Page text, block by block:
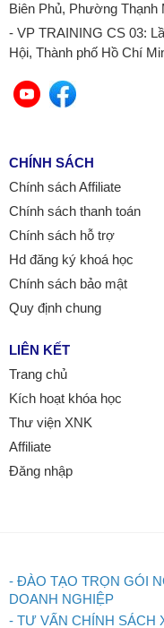
Biên Phủ, Phường Thạnh
- VP TRAINING CS 03:
Hội, Thành phố Hồ Chí
CHÍNH SÁCH
Chính sách Affiliate
Chính sách thanh toán
Chính sách hỗ trợ
Hd đăng ký khoá học
Chính sách bảo mật
Quy định chung
LIÊN KẾT
Trang chủ
Kích hoạt khóa học
Thư viện XNK
Affiliate
Đăng nhập
- ĐÀO TẠO TRỌN GÓI
DOANH NGHIỆP
- TƯ VẤN CHÍNH SÁCH